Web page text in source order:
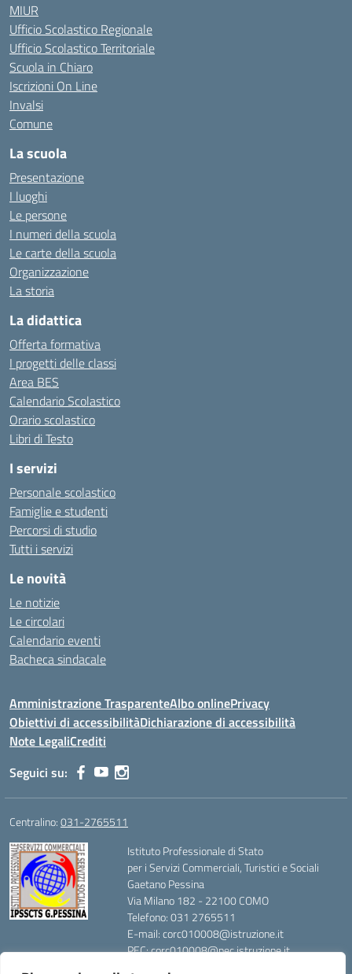
MIUR
Ufficio Scolastico Regionale
Ufficio Scolastico Territoriale
Scuola in Chiaro
Iscrizioni On Line
Invalsi
Comune
La scuola
Presentazione
I luoghi
Le persone
I numeri della scuola
Le carte della scuola
Organizzazione
La storia
La didattica
Offerta formativa
I progetti delle classi
Area BES
Calendario Scolastico
Orario scolastico
Libri di Testo
I servizi
Personale scolastico
Famiglie e studenti
Percorsi di studio
Tutti i servizi
Le novità
Le notizie
Le circolari
Calendario eventi
Bacheca sindacale
Amministrazione TrasparenteAlbo onlinePrivacy
Obiettivi di accessibilitàDichiarazione di accessibilità
Note LegaliCrediti
Seguici su:
Centralino:031-2765511
Istituto Professionale di Stato
per i Servizi Commerciali, Turistici e Sociali
Gaetano Pessina
Via Milano 182 - 22100 COMO
Telefono: 031 2765511
E-mail: corc010008@istruzione.it
PEC: corc010008@pec.istruzione.it